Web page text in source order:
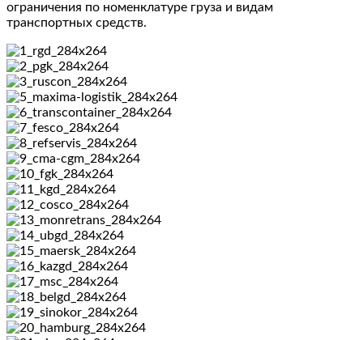
ограничения по номенклатуре груза и видам
транспортных средств.